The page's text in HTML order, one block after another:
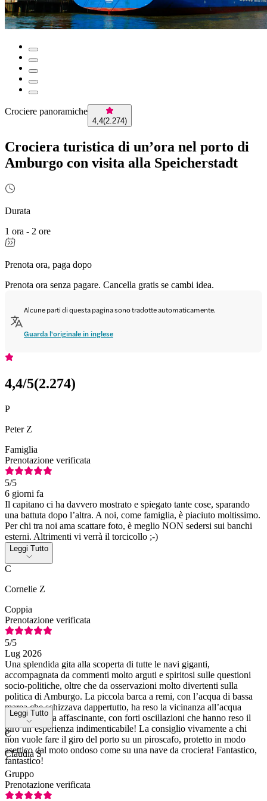
Crociere panoramiche
4,4(2.274)
Crociera turistica di un’ora nel porto di
Amburgo con visita alla Speicherstadt
Durata
1 ora - 2 ore
Prenota ora, paga dopo
Prenota ora senza pagare. Cancella gratis se cambi idea.
Alcune parti di questa pagina sono tradotte automaticamente.
Guarda l'originale in inglese
4,4/5(2.274)
P
Peter Z
Famiglia
Prenotazione verificata
5/5
6 giorni fa
Il capitano ci ha davvero mostrato e spiegato tante cose, sparando
una battuta dopo l’altra. A noi, come famiglia, è piaciuto moltissimo.
Per chi tra noi ama scattare foto, è meglio NON sedersi sui banchi
esterni. Altrimenti vi verrà il torcicollo ;-)
Leggi Tutto
C
Cornelie Z
Coppia
Prenotazione verificata
5/5
Lug 2026
Una splendida gita alla scoperta di tutte le navi giganti,
accompagnata da commenti molto arguti e spiritosi sulle questioni
socio-politiche, oltre che da osservazioni molto divertenti sulla
politica di Amburgo. La piccola barca a remi, con l’acqua di bassa
marea che schizzava dappertutto, ha reso la vicinanza all’acqua
un’esperienza affascinante, con forti oscillazioni che hanno reso il
giro un’esperienza indimenticabile! La consiglio vivamente a chi
non vuole fare il giro del porto su un piroscafo, protetto in modo
asettico dal moto ondoso come su una nave da crociera! Fantastico,
fantastico!
Leggi Tutto
C
Claudia S
Gruppo
Prenotazione verificata